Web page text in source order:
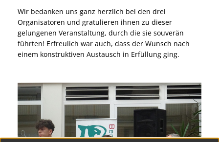
Wir bedanken uns ganz herzlich bei den drei
Organisatoren und gratulieren ihnen zu dieser
gelungenen Veranstaltung, durch die sie souverän
führten! Erfreulich war auch, dass der Wunsch nach
einem konstruktiven Austausch in Erfüllung ging.